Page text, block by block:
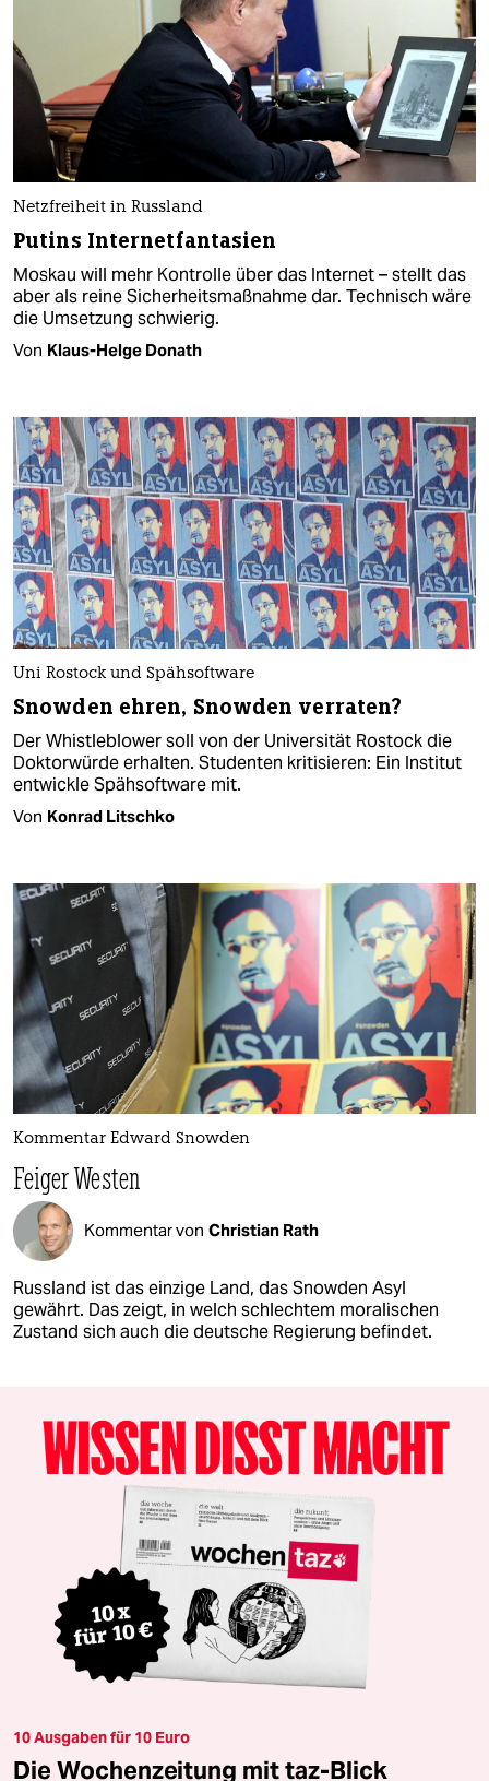
Netzfreiheit in Russland
Putins Internetfantasien
Moskau will mehr Kontrolle über das Internet – stellt das
aber als reine Sicherheitsmaßnahme dar. Technisch wäre
die Umsetzung schwierig.
Von Klaus-Helge Donath
Uni Rostock und Spähsoftware
Snowden ehren, Snowden verraten?
Der Whistleblower soll von der Universität Rostock die
Doktorwürde erhalten. Studenten kritisieren: Ein Institut
entwickle Spähsoftware mit.
Von Konrad Litschko
Kommentar Edward Snowden
Feiger Westen
Kommentar von Christian Rath
Russland ist das einzige Land, das Snowden Asyl
gewährt. Das zeigt, in welch schlechtem moralischen
Zustand sich auch die deutsche Regierung befindet.
10 Ausgaben für 10 Euro
Die Wochenzeitung mit taz-Blick